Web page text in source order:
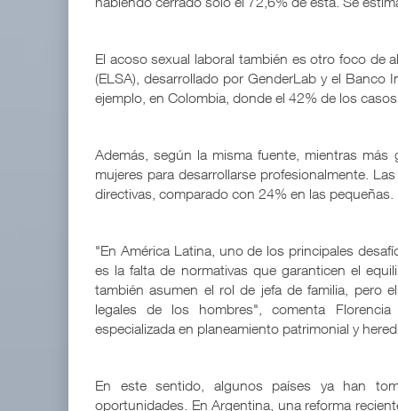
El acoso sexual laboral también es otro foco de
(ELSA), desarrollado por GenderLab y el Banco
ejemplo, en Colombia, donde el 42% de los
Además, según la misma fuente, mientras
mujeres para desarrollarse profesionalmente.
directivas, comparado con 24% en las pequeñas.
"En América Latina, uno de los principales
es la falta de normativas que garanticen el
también asumen el rol de jefa de familia, pero
legales de los hombres", comenta
especializada en planeamiento patrimonial y
En este sentido, algunos países ya han
oportunidades. En Argentina, una reforma